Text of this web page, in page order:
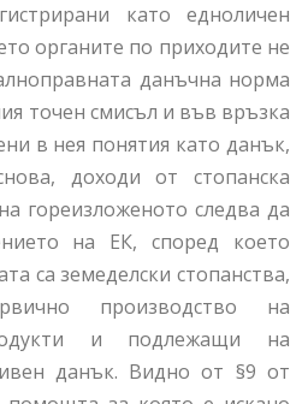
като едноличен
органите по приходите не
данъчна норма
точен смисъл и във връзка
в нея понятия като данък,
доходи от стопанска
гореизложеното следва да
на ЕК, според което
са земеделски стопанства,
производство на
и подлежащи на
данък. Видно от §9 от